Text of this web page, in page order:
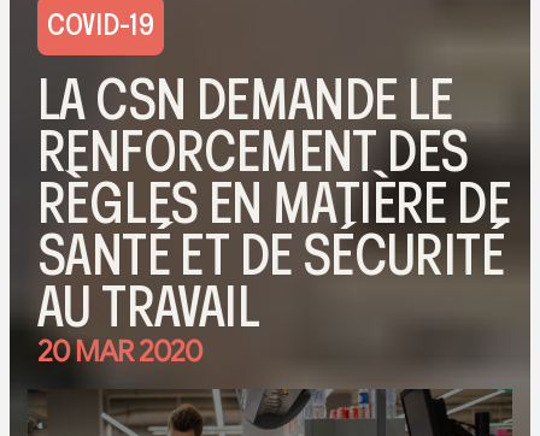
COVID-19
LA CSN DEMANDE LE
RENFORCEMENT DES
RÈGLES EN MATIÈRE DE
SANTÉ ET DE SÉCURITÉ
AU TRAVAIL
20 MAR 2020